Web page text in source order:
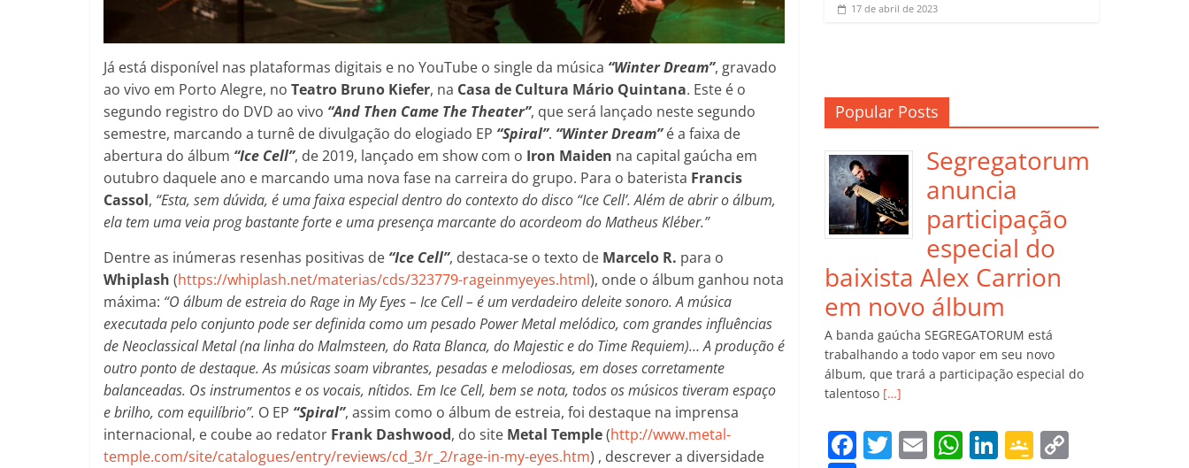
Já está disponível nas plataformas digitais e no YouTube o single da música “Winter Dream”, gravado
ao vivo em Porto Alegre, no Teatro Bruno Kiefer, na Casa de Cultura Mário Quintana. Este é o
segundo registro do DVD ao vivo “And Then Came The Theater”, que será lançado neste segundo
semestre, marcando a turnê de divulgação do elogiado EP “Spiral”. “Winter Dream”é a faixa de
abertura do álbum “Ice Cell”, de 2019, lançado em show com o Iron Maiden na capital gaúcha em
outubro daquele ano e marcando uma nova fase na carreira do grupo. Para o baterista Francis
Cassol, “Esta, sem dúvida, é uma faixa especial dentro do contexto do disco “Ice Cell’. Além de abrir o álbum,
ela tem uma veia prog bastante forte e uma presença marcante do acordeom do Matheus Kléber.”
Dentre as inúmeras resenhas positivas de “Ice Cell”, destaca-se o texto de Marcelo R. para o
Whiplash (https://whiplash.net/materias/cds/323779-rageinmyeyes.html), onde o álbum ganhou nota
máxima: “O álbum de estreia do Rage in My Eyes – Ice Cell – é um verdadeiro deleite sonoro. A música
executada pelo conjunto pode ser definida como um pesado Power Metal melódico, com grandes influências
de Neoclassical Metal (na linha do Malmsteen, do Rata Blanca, do Majestic e do Time Requiem)… A produção é
outro ponto de destaque. As músicas soam vibrantes, pesadas e melodiosas, em doses corretamente
balanceadas. Os instrumentos e os vocais, nítidos. Em Ice Cell, bem se nota, todos os músicos tiveram espaço
e brilho, com equilíbrio”. O EP “Spiral”, assim como o álbum de estreia, foi destaque na imprensa
internacional, e coube ao redator Frank Dashwood, do site Metal Temple(http://www.metal-
temple.com/site/catalogues/entry/reviews/cd_3/r_2/rage-in-my-eyes.htm) , descrever a diversidade
17 de abril de 2023
Popular Posts
Segregatorum
anuncia
participação
especial do
baixista Alex Carrion
em novo álbum
A banda gaúcha SEGREGATORUM está
trabalhando a todo vapor em seu novo
álbum, que trará a participação especial do
talentoso […]
F T E W Li G